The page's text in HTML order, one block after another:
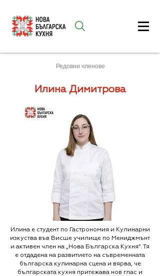
Редовни членове
Илина Димитрова
Илина е студент по Гастрономия и Кулинарни
изкуства във Висше училище по Мениджмънт
и активен член на „Нова Българска Кухня“. Тя
е отдадена на развитието на съвременната
българска кулинарна сцена и вярва, че
българската кухня притежава нов глас и